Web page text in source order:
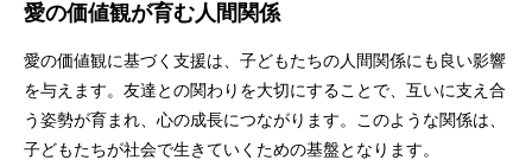
愛の価値観が育む人間関係
愛の価値観に基づく支援は、子どもたちの人間関係にも良い影響
を与えます。友達との関わりを大切にすることで、互いに支え合
う姿勢が育まれ、心の成長につながります。このような関係は、
子どもたちが社会で生きていくための基盤となります。